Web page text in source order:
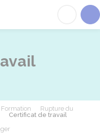
Formation
Rupture du
Certificat de travail